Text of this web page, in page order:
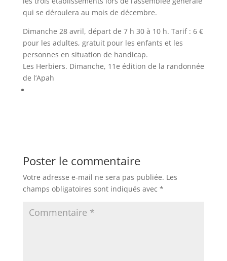
qui se déroulera au mois de décembre.
Dimanche 28 avril, départ de 7 h 30 à 10 h. Tarif : 6 €
pour les adultes, gratuit pour les enfants et les
personnes en situation de handicap.
Les Herbiers. Dimanche, 11e édition de la randonnée
de l’Apah
Poster le commentaire
Votre adresse e-mail ne sera pas publiée. Les
champs obligatoires sont indiqués avec *